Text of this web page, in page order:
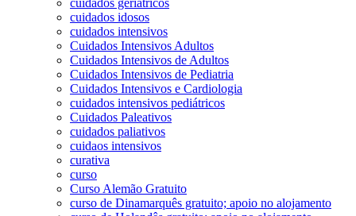
cuidados idosos
cuidados intensivos
Cuidados Intensivos Adultos
Cuidados Intensivos de Adultos
Cuidados Intensivos de Pediatria
Cuidados Intensivos e Cardiologia
cuidados intensivos pediátricos
Cuidados Paleativos
cuidados paliativos
cuidaos intensivos
curativa
curso
Curso Alemão Gratuito
curso de Dinamarquês gratuito; apoio no alojamento